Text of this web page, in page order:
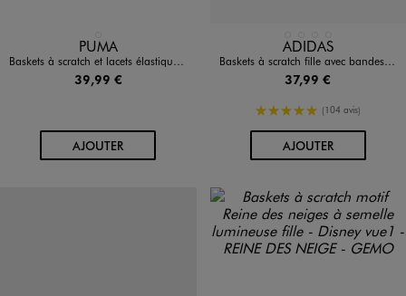
Disponible en 1 coloris
PUMA
Baskets à scratch et lacets élastiqués ado fille - Puma
39,99 €
AJOUTERAU PANIER
Disponible en 4 coloris
ADIDAS
Baskets à scratch fille avec bandes contrastantes - Adidas Grand Court
37,99 €
5/5 de moyenne
(104 avis)
AJOUTERAU PANIER